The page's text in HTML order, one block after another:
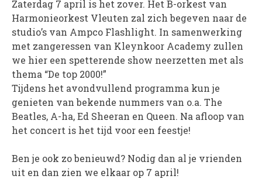
Saxofoonkwartet Hova Zembla
Klarinettenensemble Brandhout
PROJECTEN
Muziek is de Basis!
Zomerorkest Vleuten
Saxophone Orchestra
Moet je Hoor’n!
HOV Loud & Proud
OVER ONS
Zaterdag 7 april is het zover. Het B-orkest van
Harmonieorkest Vleuten zal zich begeven naar de
studio’s van Ampco Flashlight. In samenwerking
met zangeressen van Kleynkoor Academy zullen
we hier een spetterende show neerzetten met als
thema “De top 2000!”
Tijdens het avondvullend programma kun je
genieten van bekende nummers van o.a. The
Beatles, A-ha, Ed Sheeran en Queen. Na afloop van
het concert is het tijd voor een feestje!
Ben je ook zo benieuwd? Nodig dan al je vrienden
uit en dan zien we elkaar op 7 april!